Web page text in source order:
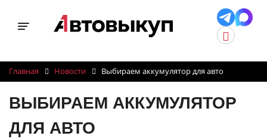
Toggle navigation
ВЫБИРАЕМ АККУМУЛЯТОР
ДЛЯ АВТО
Главная Новости Выбираем аккумулятор для авто